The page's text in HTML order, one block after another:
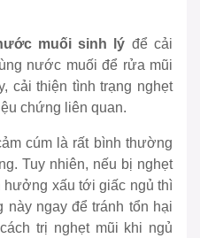
muối sinh lý để cải
nước muối để rửa mũi
cải thiện tình trạng nghẹt
chứng liên quan.
cúm là rất bình thường
Tuy nhiên, nếu bị nghẹt
hưởng xấu tới giấc ngủ thì
này ngay để tránh tổn hại
trị nghẹt mũi khi ngủ